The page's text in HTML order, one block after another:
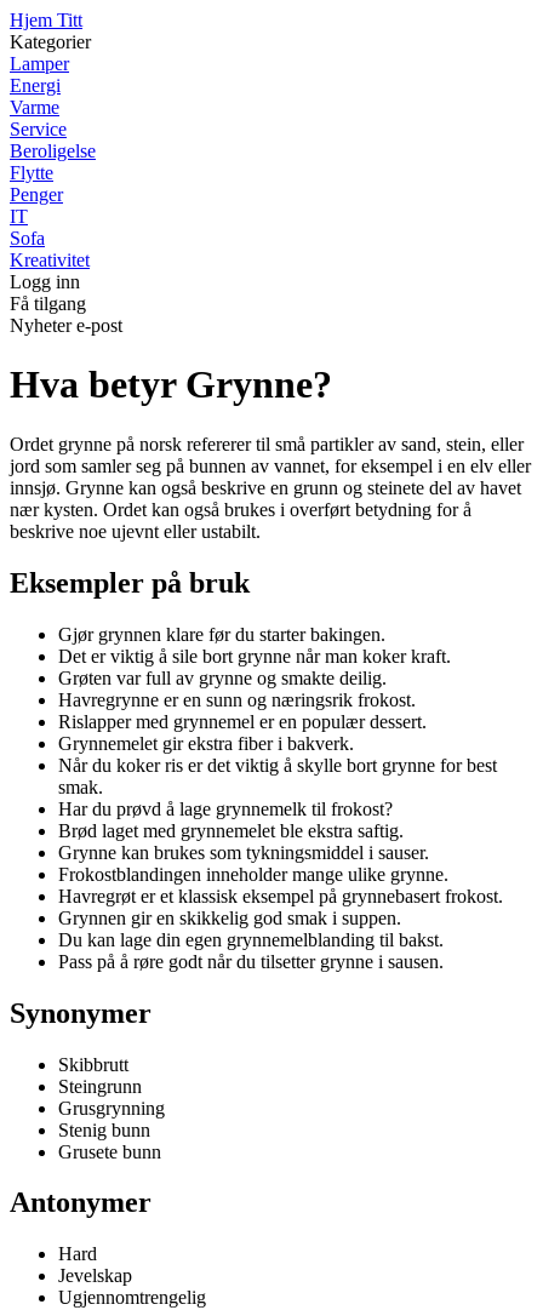
Hjem Titt
Kategorier
Lamper
Energi
Varme
Service
Beroligelse
Flytte
Penger
IT
Sofa
Kreativitet
Logg inn
Få tilgang
Nyheter e-post
Hva betyr Grynne?
Ordet grynne på norsk refererer til små partikler av sand, stein, eller
jord som samler seg på bunnen av vannet, for eksempel i en elv eller
innsjø. Grynne kan også beskrive en grunn og steinete del av havet
nær kysten. Ordet kan også brukes i overført betydning for å
beskrive noe ujevnt eller ustabilt.
Eksempler på bruk
Gjør grynnen klare før du starter bakingen.
Det er viktig å sile bort grynne når man koker kraft.
Grøten var full av grynne og smakte deilig.
Havregrynne er en sunn og næringsrik frokost.
Rislapper med grynnemel er en populær dessert.
Grynnemelet gir ekstra fiber i bakverk.
Når du koker ris er det viktig å skylle bort grynne for best
smak.
Har du prøvd å lage grynnemelk til frokost?
Brød laget med grynnemelet ble ekstra saftig.
Grynne kan brukes som tykningsmiddel i sauser.
Frokostblandingen inneholder mange ulike grynne.
Havregrøt er et klassisk eksempel på grynnebasert frokost.
Grynnen gir en skikkelig god smak i suppen.
Du kan lage din egen grynnemelblanding til bakst.
Pass på å røre godt når du tilsetter grynne i sausen.
Synonymer
Skibbrutt
Steingrunn
Grusgrynning
Stenig bunn
Grusete bunn
Antonymer
Hard
Jevelskap
Ugjennomtrengelig